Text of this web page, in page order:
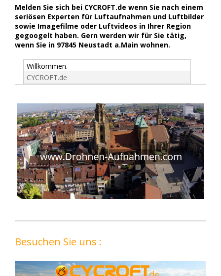
Melden Sie sich bei CYCROFT.de wenn Sie nach einem
seriösen Experten für Luftaufnahmen und Luftbilder
sowie Imagefilme oder Luftvideos in Ihrer Region
gegoogelt haben. Gern werden wir für Sie tätig,
wenn Sie in 97845 Neustadt a.Main wohnen.
Willkommen.
CYCROFT.de
Besuchen Sie uns :